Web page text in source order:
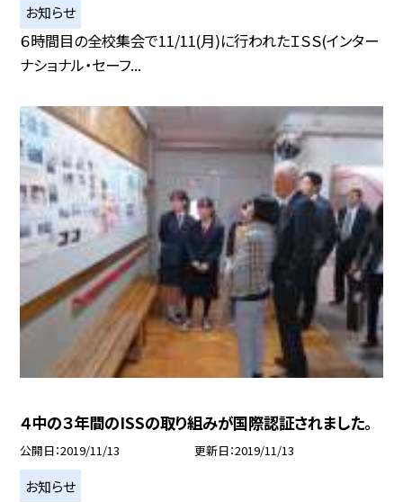
お知らせ
６時間目の全校集会で11/11(月)に行われたＩＳＳ(インター
ナショナル・セーフ...
４中の３年間のISSの取り組みが国際認証されました。
公開日 2019/11/13 更新日 2019/11/13
お知らせ